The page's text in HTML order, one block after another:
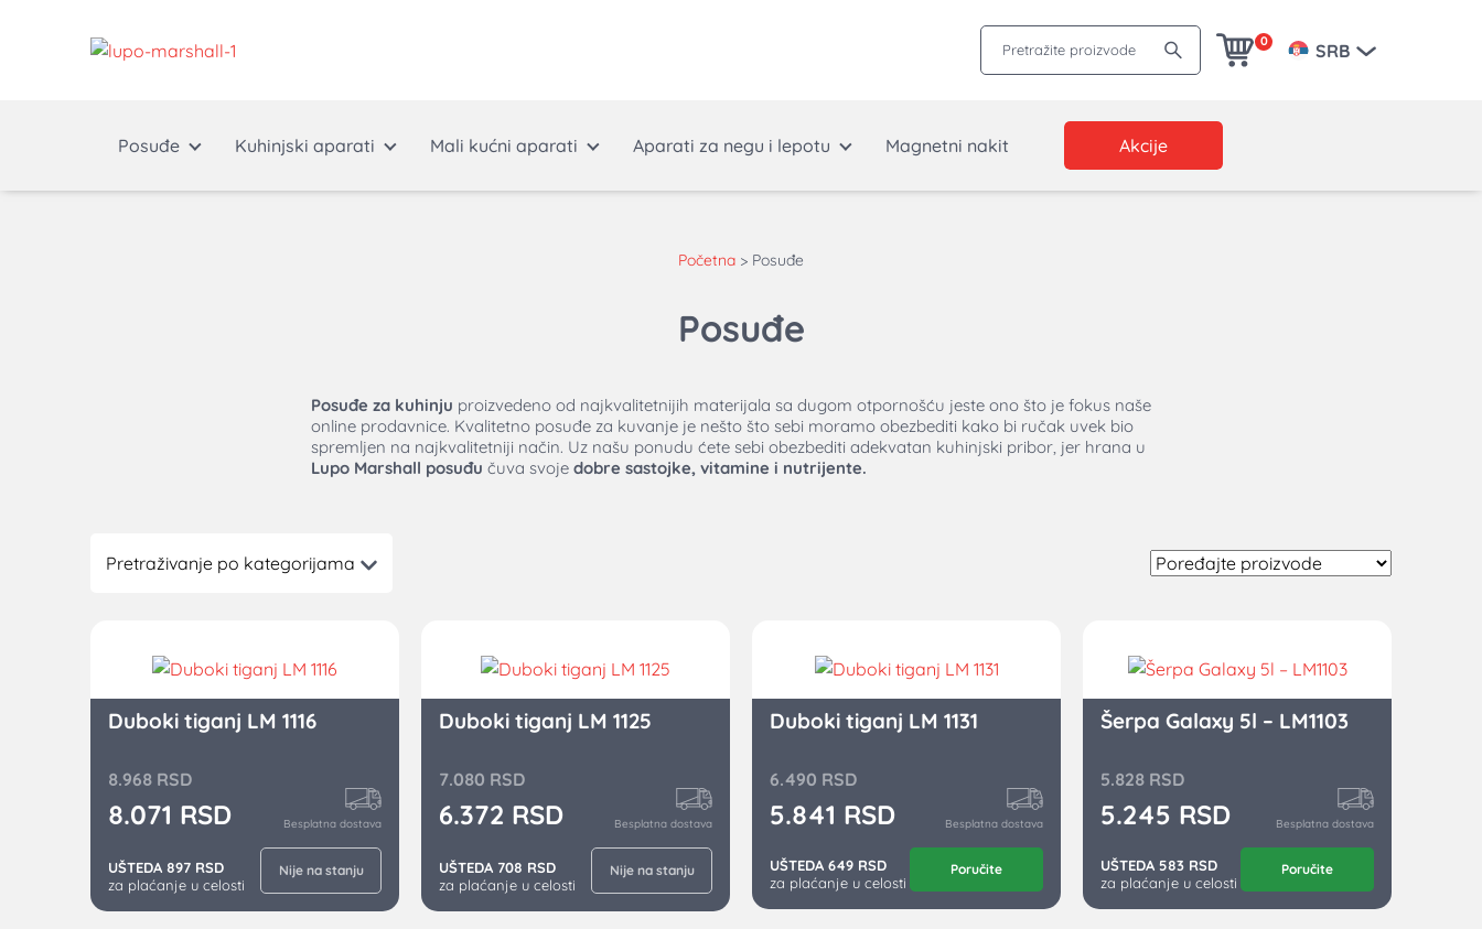
Pretražite proizvode 0 SRB
Posuđe Kuhinjski aparati Mali kućni aparati Aparati za negu i lepotu Magnetni nakit Akcije
Početna > Posuđe
Posuđe
Posuđe za kuhinju proizvedeno od najkvalitetnijih materijala sa dugom otpornošću jeste ono što je fokus naše
online prodavnice. Kvalitetno posuđe za kuvanje je nešto što sebi moramo obezbediti kako bi ručak uvek bio
spremljen na najkvalitetniji način. Uz našu ponudu ćete sebi obezbediti adekvatan kuhinjski pribor, jer hrana u
Lupo Marshall posuđu čuva svoje dobre sastojke, vitamine i nutrijente.
Pretraživanje po kategorijama
Duboki tiganj LM 1116
8.968 RSD
8.071 RSD Besplatna dostava
UŠTEDA 897 RSD
za plaćanje u celosti
Nije na stanju
Duboki tiganj LM 1125
7.080 RSD
6.372 RSD Besplatna dostava
UŠTEDA 708 RSD
za plaćanje u celosti
Nije na stanju
Duboki tiganj LM 1131
6.490 RSD
5.841 RSD Besplatna dostava
UŠTEDA 649 RSD
za plaćanje u celosti
Poručite
Šerpa Galaxy 5l – LM1103
5.828 RSD
5.245 RSD Besplatna dostava
UŠTEDA 583 RSD
za plaćanje u celosti
Poručite